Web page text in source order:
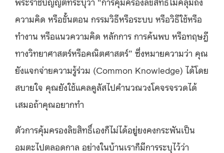
ความคิด หรือขั้นตอน กรรมวิธีหรือระบบ หรือวิธีใช้หรือ
ทำงาน หรือแนวความคิด หลักการ การค้นพบ หรือทฤษฎี
ทางวิทยาศาสตร์หรือคณิตศาสตร์” ซึ่งหมายความว่า คุณ
ยังแจกจ่ายความรู้ร่วม (Common Knowledge) ได้โดย
สบายใจ คุณยังใช้แคลคูลัสไปคำนวณวงโคจรจรวดได้
เสมอถ้าคุณอยากทำ
ตัวการคุ้มครองลิขสิทธิ์เองก็ไม่ได้อยู่ยงคงกระพันเป็น
อมตะไปตลอดกาล อย่างในบ้านเราก็มีการระบุไว้ว่า